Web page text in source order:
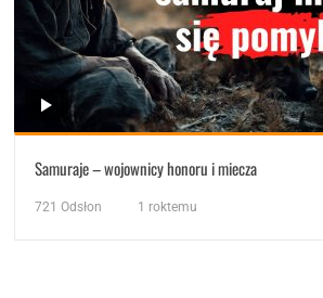
Samuraje – wojownicy honoru i miecza
721 Odsłon 1 roktemu